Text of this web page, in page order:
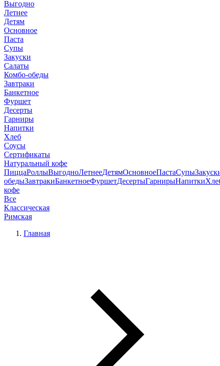
Выгодно
Летнее
Детям
Основное
Паста
Супы
Закуски
Салаты
Комбо-обеды
Завтраки
Банкетное
Фуршет
Десерты
Гарниры
Напитки
Хлеб
Соусы
Сертификаты
Натуральный кофе
ПиццаРоллыВыгодноЛетнееДетямОсновноеПастаСупы
обедыЗавтракиБанкетноеФуршетДесертыГарнирыНапитки
кофе
Все
Классическая
Римская
Главная